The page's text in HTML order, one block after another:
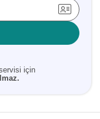
için